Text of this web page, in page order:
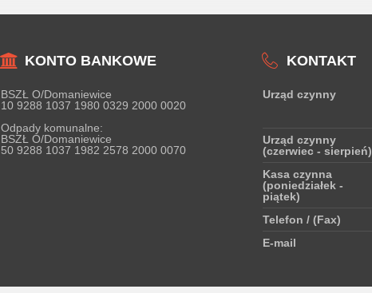
KONTO BANKOWE
BSZŁ O/Domaniewice
10 9288 1037 1980 0329 2000 0020
Odpady komunalne:
BSZŁ O/Domaniewice
50 9288 1037 1982 2578 2000 0070
KONTAKT
Urząd czynny
Urząd czynny
(czerwiec - sierpień)
Kasa czynna
(poniedziałek -
piątek)
Telefon / (Fax)
E-mail